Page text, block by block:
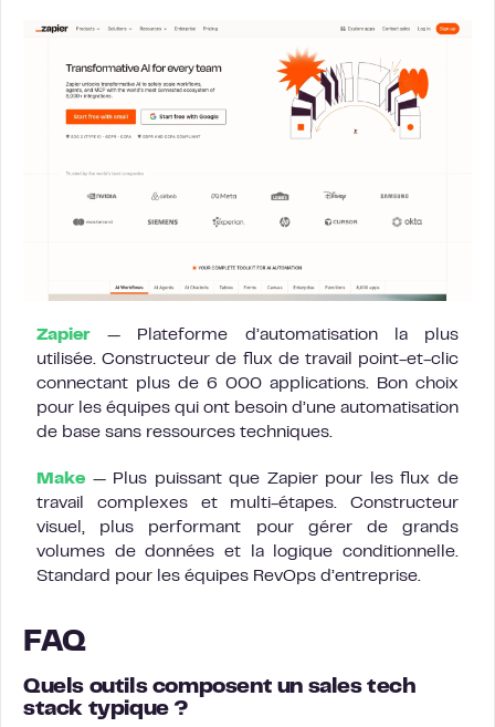
Zapier — Plateforme d’automatisation la plus
utilisée. Constructeur de flux de travail point-et-clic
connectant plus de 6 000 applications. Bon choix
pour les équipes qui ont besoin d’une automatisation
de base sans ressources techniques.
Make — Plus puissant que Zapier pour les flux de
travail complexes et multi-étapes. Constructeur
visuel, plus performant pour gérer de grands
volumes de données et la logique conditionnelle.
Standard pour les équipes RevOps d’entreprise.
FAQ
Quels outils composent un sales tech
stack typique ?